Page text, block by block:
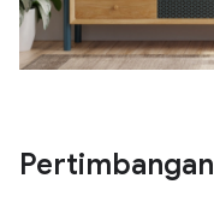
Pertimbangan